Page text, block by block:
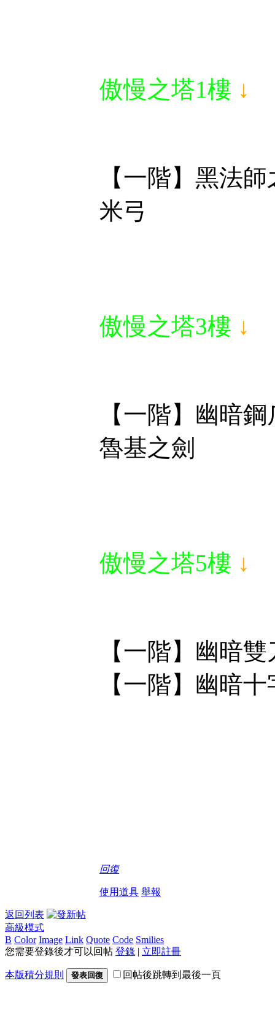
傲慢之塔1樓 ↓
【一階
米弓
傲慢之塔3樓 ↓
【一階
魯基之劍
傲慢之塔5樓 ↓
【一階】幽暗雙
【一階】幽暗
回復
使用道具 舉報
返回列表
高級模式
B Color Image Link Quote Code Smilies
您需要登錄後才可以回帖 登錄 | 立即註冊
本版積分規則 發表回復 回帖後跳轉到最後一頁